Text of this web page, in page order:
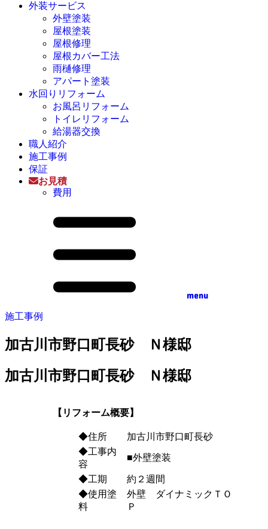
外装サービス
外壁塗装
屋根塗装
屋根修理
屋根カバー工法
雨樋修理
アパート塗装
水回りリフォーム
お風呂リフォーム
トイレリフォーム
給湯器交換
職人紹介
施工事例
保証
お見積
費用
menu
施工事例
加古川市野口町長砂 Ｎ様邸
加古川市野口町長砂 Ｎ様邸
【リフォーム概要】
◆住所
加古川市野口町長砂
◆工事内
容
■外壁塗装
◆工期
約２週間
◆使用塗
料
外壁 ダイナミックＴＯ
Ｐ